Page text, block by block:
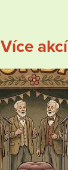
Více akcí